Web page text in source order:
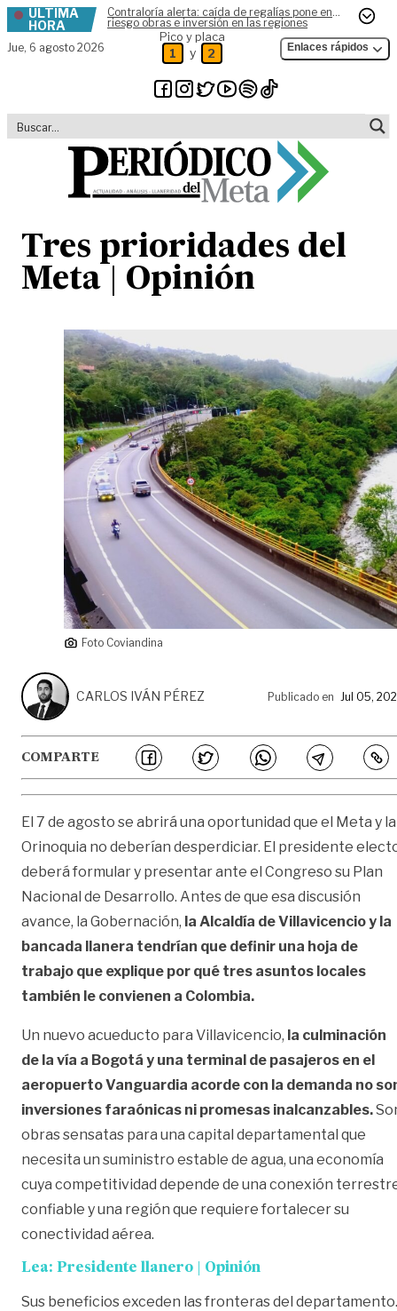
Skip to content
ÚLTIMA
HORA
Contraloría alerta: caída de regalías pone en
riesgo obras e inversión en las regiones
Jue, 6 agosto 2026
Pico y placa
1 y 2 Enlaces rápidos
Tres prioridades del
Meta | Opinión
Foto Coviandina
CARLOS IVÁN PÉREZ Publicado en Jul 05,
COMPARTE
El 7 de agosto se abrirá una oportunidad que el Meta y la
Orinoquia no deberían desperdiciar. El presidente
deberá formular y presentar ante el Congreso su Plan
Nacional de Desarrollo. Antes de que esa discusión
avance, la Gobernación, la Alcaldía de Villavicencio y la
bancada llanera tendrían que definir una hoja de
trabajo que explique por qué tres asuntos locales
también le convienen a Colombia.
Un nuevo acueducto para Villavicencio, la culminación
de la vía a Bogotá y una terminal de pasajeros en el
aeropuerto Vanguardia acorde con la demanda no
inversiones faraónicas ni promesas inalcanzables.
obras sensatas para una capital departamental que
necesita un suministro estable de agua, una economía
cuya competitividad depende de una conexión
confiable y una región que requiere fortalecer su
conectividad aérea.
Lea: Presidente llanero | Opinión
Sus beneficios exceden las fronteras del departamento.